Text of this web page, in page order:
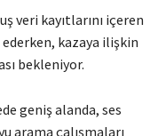
veri kayıtlarını içeren
kazaya ilişkin
bekleniyor.
geniş alanda, ses
arama çalışmaları